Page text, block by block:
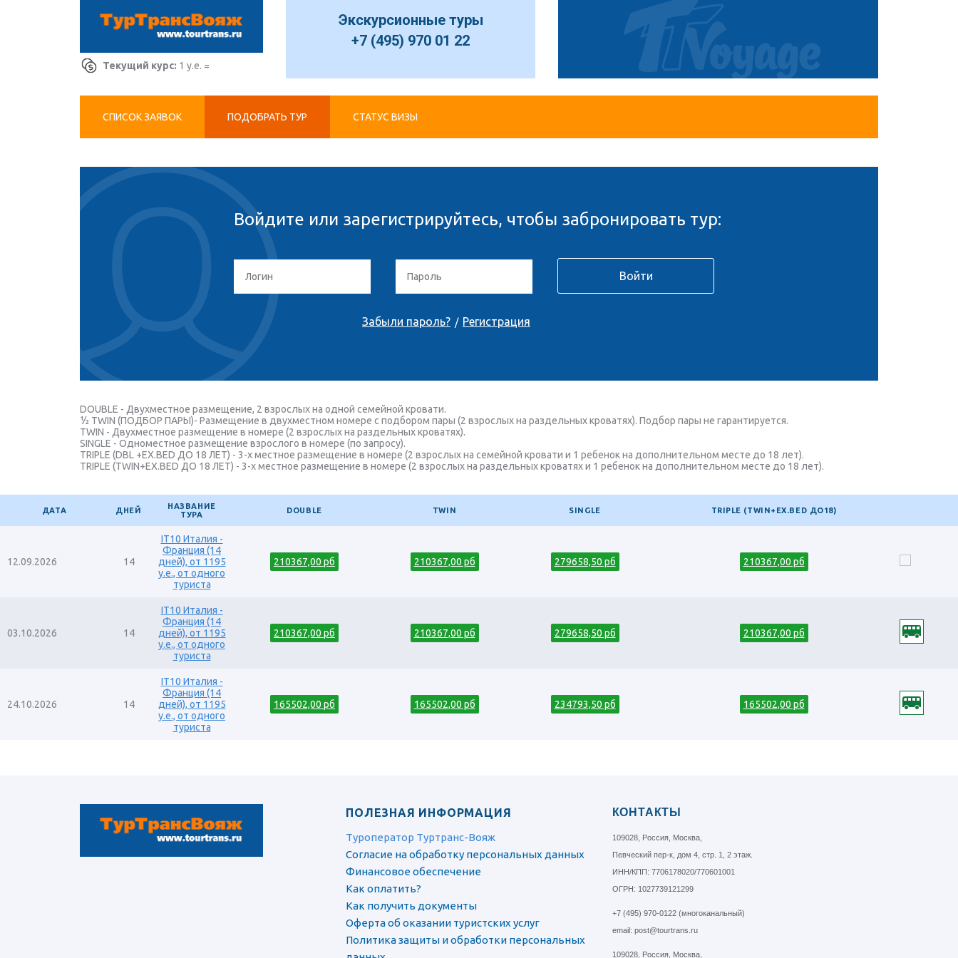
Текущий курс: 1 у.е. =
Экскурсионные туры
+7 (495) 970 01 22
СПИСОК ЗАЯВОК ПОДОБРАТЬ ТУР СТАТУС ВИЗЫ
Войдите или зарегистрируйтесь, чтобы забронировать тур:
Забыли пароль? / Регистрация
DOUBLE - Двухместное размещение, 2 взрослых на одной семейной кровати.
½ TWIN (ПОДБОР ПАРЫ)- Размещение в двухместном номере с подбором пары (2 взрослых на раздельных кроватях). Подбор пары не гарантируется.
TWIN - Двухместное размещение в номере (2 взрослых на раздельных кроватях).
SINGLE - Одноместное размещение взрослого в номере (по запросу).
TRIPLE (DBL +EX.BED ДО 18 ЛЕТ) - 3-х местное размещение в номере (2 взрослых на семейной кровати и 1 ребенок на дополнительном месте до 18 лет).
TRIPLE (TWIN+EX.BED ДО 18 ЛЕТ) - 3-х местное размещение в номере (2 взрослых на раздельных кроватях и 1 ребенок на дополнительном месте до 18 лет).
ДАТА ДНЕЙ
НАЗВАНИЕ
ТУРА
DOUBLE TWIN SINGLE TRIPLE (TWIN+EX.BED ДО18)
12.09.2026 14
IT10 Италия -
Франция (14
дней), от 1195
y.e., от одного
туриста
210367,00 рб 210367,00 рб 279658,50 рб 210367,00 рб
03.10.2026 14
IT10 Италия -
Франция (14
дней), от 1195
y.e., от одного
туриста
210367,00 рб 210367,00 рб 279658,50 рб 210367,00 рб
24.10.2026 14
IT10 Италия -
Франция (14
дней), от 1195
y.e., от одного
туриста
165502,00 рб 165502,00 рб 234793,50 рб 165502,00 рб
ПОЛЕЗНАЯ ИНФОРМАЦИЯ
Туроператор Туртранс-Вояж
Согласие на обработку персональных данных
Финансовое обеспечение
Как оплатить?
Как получить документы
Оферта об оказании туристских услуг
Политика защиты и обработки персональных
КОНТАКТЫ
109028, Россия, Москва,
Певческий пер-к, дом 4, стр. 1, 2 этаж.
ИНН/КПП: 7706178020/770601001
ОГРН: 1027739121299
+7 (495) 970-0122 (многоканальный)
email: post@tourtrans.ru
109028, Россия, Москва,